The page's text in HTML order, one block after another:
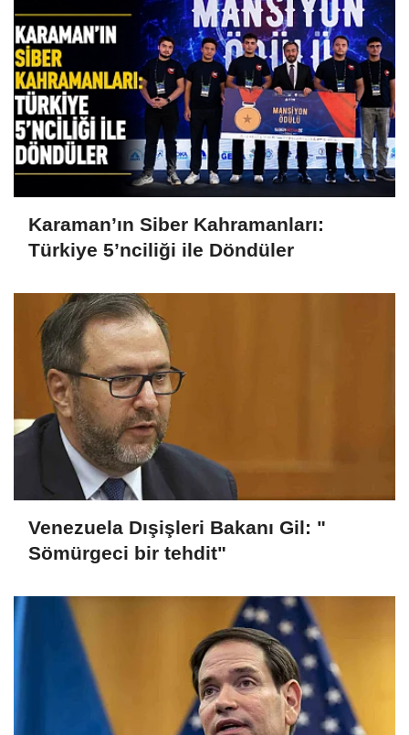
Karaman’ın Siber Kahramanları:
Türkiye 5’nciliği ile Döndüler
Venezuela Dışişleri Bakanı Gil: "
Sömürgeci bir tehdit"